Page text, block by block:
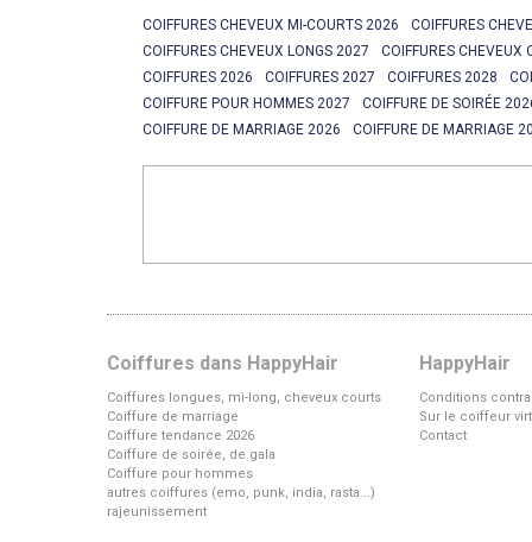
COIFFURES CHEVEUX MI-COURTS 2026
COIFFURES
COIFFURES CHEVEUX LONGS 2027
COIFFURES CHEVEUX
COIFFURES 2026
COIFFURES 2027 COIFFURES 2028
COIFFURE POUR HOMMES 2027
COIFFURE DE SOIRÉE
COIFFURE DE MARRIAGE 2026
COIFFURE DE MARRIAGE
Coiffures dans HappyHair
Coiffures longues, mi-long, cheveux courts
Coiffure de marriage
Coiffure tendance 2026
Coiffure de soirée, de gala
Coiffure pour hommes
autres coiffures (emo, punk, india, rasta...)
rajeunissement
HappyHair
Conditions
Sur le coiffeur
Contact